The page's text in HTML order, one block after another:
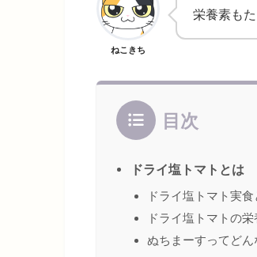
ねこきち
栄養素も
目次
ドライ塩トマトとは
ドライ塩トマト実食
ドライ塩トマトの
ぬちまーすってどん